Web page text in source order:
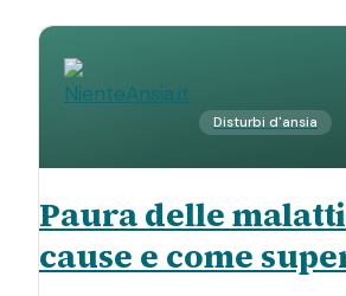
Disturbi d'ansia
Paura delle
cause e come